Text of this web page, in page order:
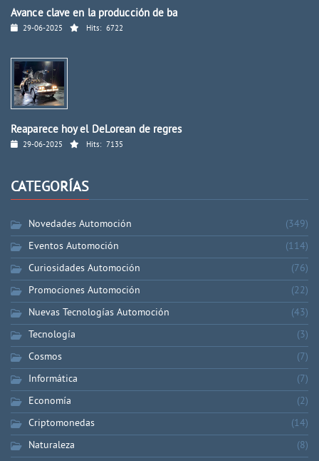
Avance clave en la producción de ba
29-06-2025 Hits: 6722
Reaparece hoy el DeLorean de regres
29-06-2025 Hits: 7135
CATEGORÍAS
Novedades Automoción
(349)
Eventos Automoción
(114)
Curiosidades Automoción
(76)
Promociones Automoción
(22)
Nuevas Tecnologías Automoción
(43)
Tecnología
(3)
Cosmos
(7)
Informática
(7)
Economía
(2)
Criptomonedas
(14)
Naturaleza
(8)